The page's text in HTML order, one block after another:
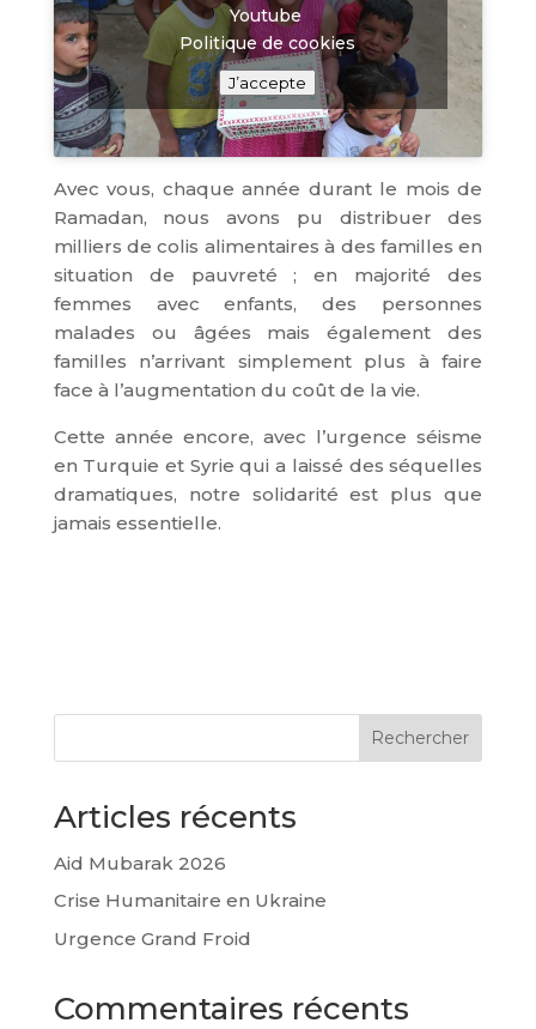
Youtube
Politique de cookies
J’accepte
Avec vous, chaque année durant le mois de
Ramadan, nous avons pu distribuer des
milliers de colis alimentaires à des familles en
situation de pauvreté ; en majorité des
femmes avec enfants, des personnes
malades ou âgées mais également des
familles n’arrivant simplement plus à faire
face à l’augmentation du coût de la vie.
Cette année encore, avec l’urgence séisme
en Turquie et Syrie qui a laissé des séquelles
dramatiques, notre solidarité est plus que
jamais essentielle.
Rechercher
Articles récents
Aid Mubarak 2026
Crise Humanitaire en Ukraine
Urgence Grand Froid
Commentaires récents